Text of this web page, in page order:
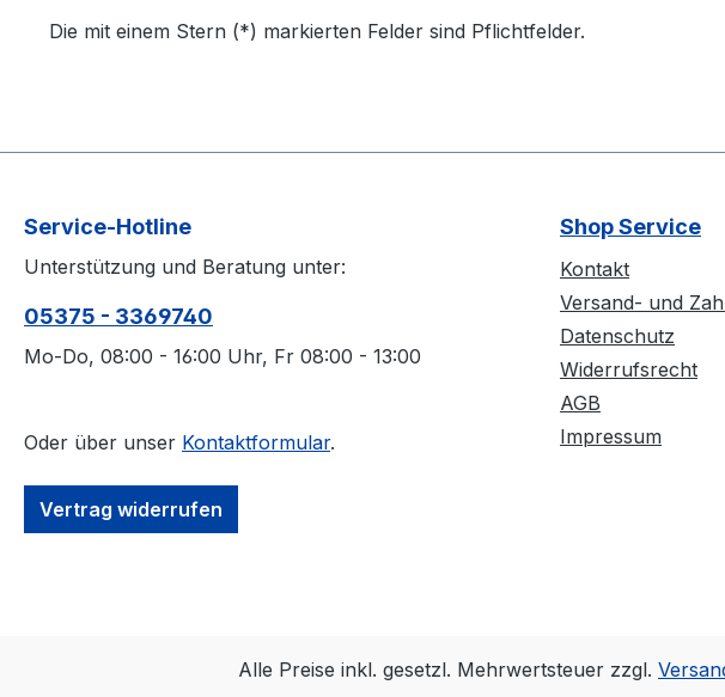
Die mit einem Stern (*) markierten Felder sind Pflichtfelder.
Service-Hotline
Unterstützung und Beratung unter:
05375 - 3369740
Mo-Do, 08:00 - 16:00 Uhr, Fr 08:00 - 13:00
Oder über unser Kontaktformular.
Vertrag widerrufen
Shop Service
Kontakt
Versand- und
Datenschutz
Widerrufsrecht
AGB
Impressum
Alle Preise inkl. gesetzl. Mehrwertsteuer zzgl.